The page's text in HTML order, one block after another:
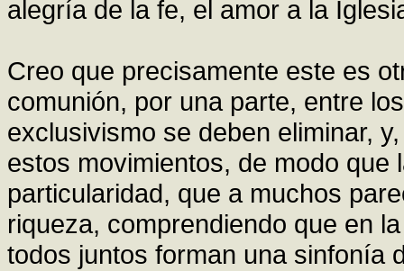
alegría de la fe, el amor a la
Creo que precisamente este es
comunión, por una parte, entre
exclusivismo se deben eliminar,
estos movimientos, de modo
particularidad, que a muchos
riqueza, comprendiendo que en
todos juntos forman una sinfonía